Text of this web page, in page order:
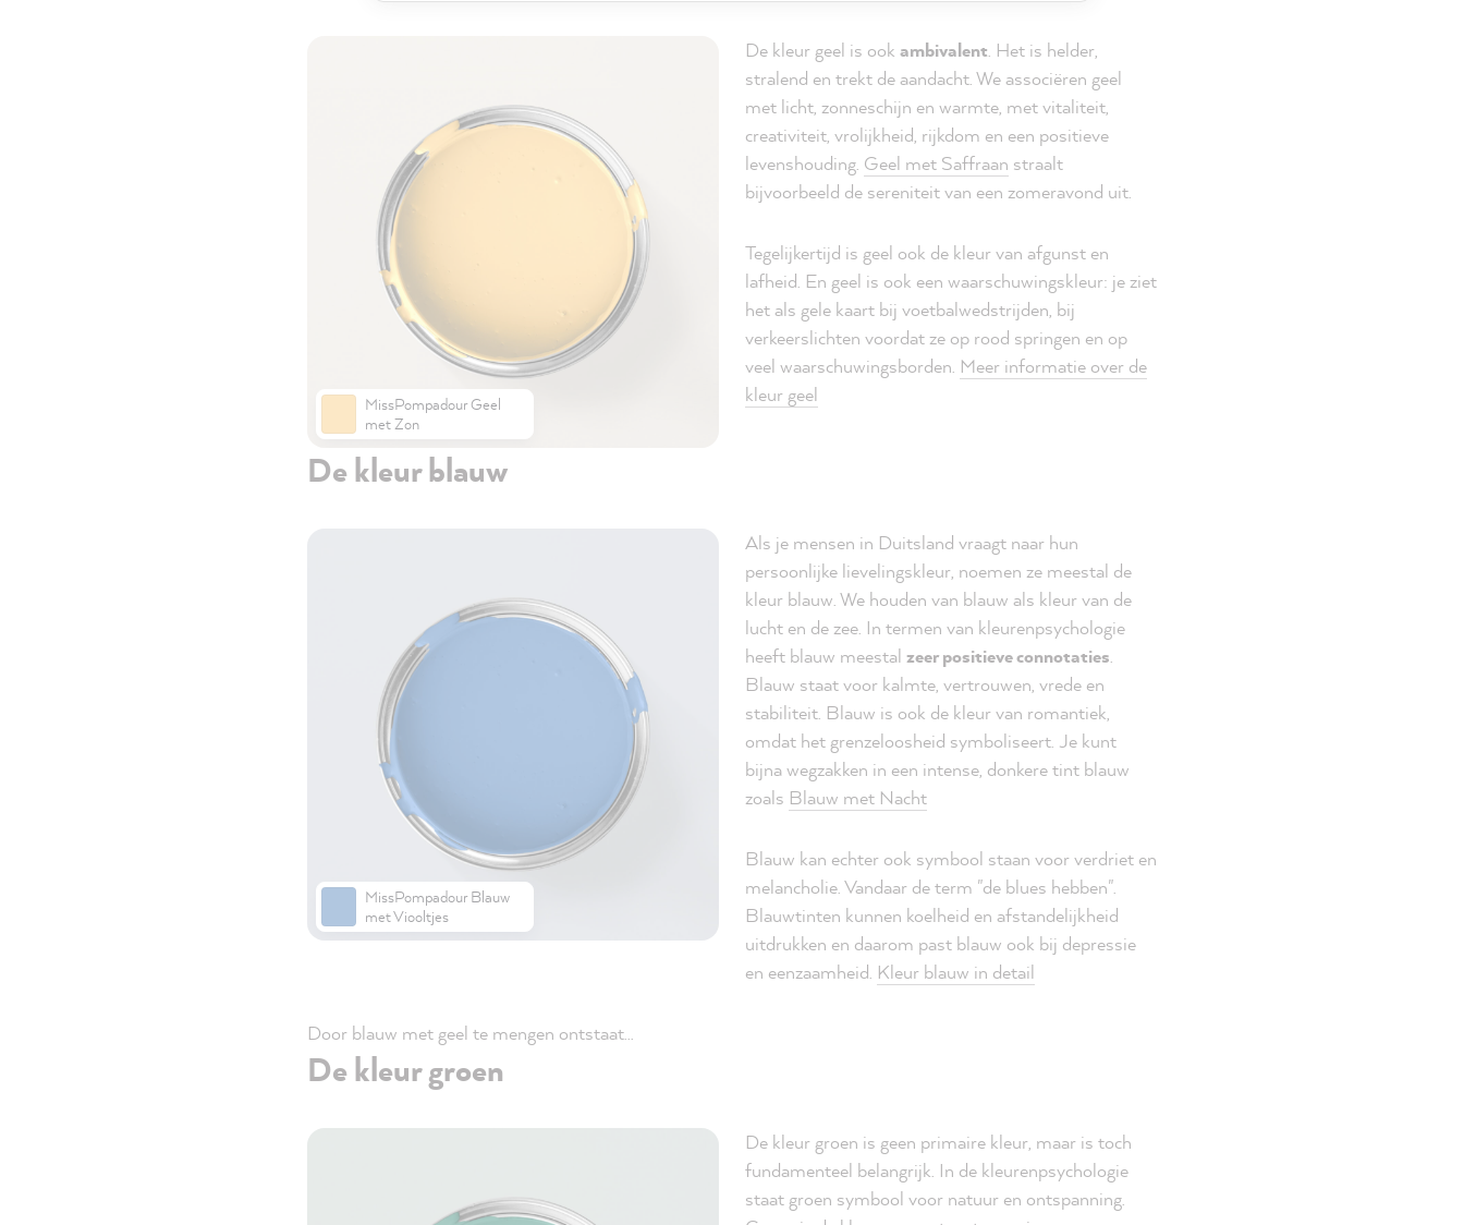
MissPompadour Geel
met Zon
De kleur geel is ook ambivalent. Het is helder,
stralend en trekt de aandacht. We associëren geel
met licht, zonneschijn en warmte, met vitaliteit,
creativiteit, vrolijkheid, rijkdom en een positieve
levenshouding. Geel met Saffraan straalt
bijvoorbeeld de sereniteit van een zomeravond uit.
Tegelijkertijd is geel ook de kleur van afgunst en
lafheid. En geel is ook een waarschuwingskleur: je ziet
het als gele kaart bij voetbalwedstrijden, bij
verkeerslichten voordat ze op rood springen en op
veel waarschuwingsborden. Meer informatie over de
kleur geel
De kleur blauw
MissPompadour Blauw
met Viooltjes
Als je mensen in Duitsland vraagt naar hun
persoonlijke lievelingskleur, noemen ze meestal de
kleur blauw. We houden van blauw als kleur van de
lucht en de zee. In termen van kleurenpsychologie
heeft blauw meestal zeer positieve connotaties.
Blauw staat voor kalmte, vertrouwen, vrede en
stabiliteit. Blauw is ook de kleur van romantiek,
omdat het grenzeloosheid symboliseert. Je kunt
bijna wegzakken in een intense, donkere tint blauw
zoals Blauw met Nacht
Blauw kan echter ook symbool staan voor verdriet en
melancholie. Vandaar de term "de blues hebben".
Blauwtinten kunnen koelheid en afstandelijkheid
uitdrukken en daarom past blauw ook bij depressie
en eenzaamheid. Kleur blauw in detail
Door blauw met geel te mengen ontstaat...
De kleur groen
De kleur groen is geen primaire kleur, maar is toch
fundamenteel belangrijk. In de kleurenpsychologie
staat groen symbool voor natuur en ontspanning.